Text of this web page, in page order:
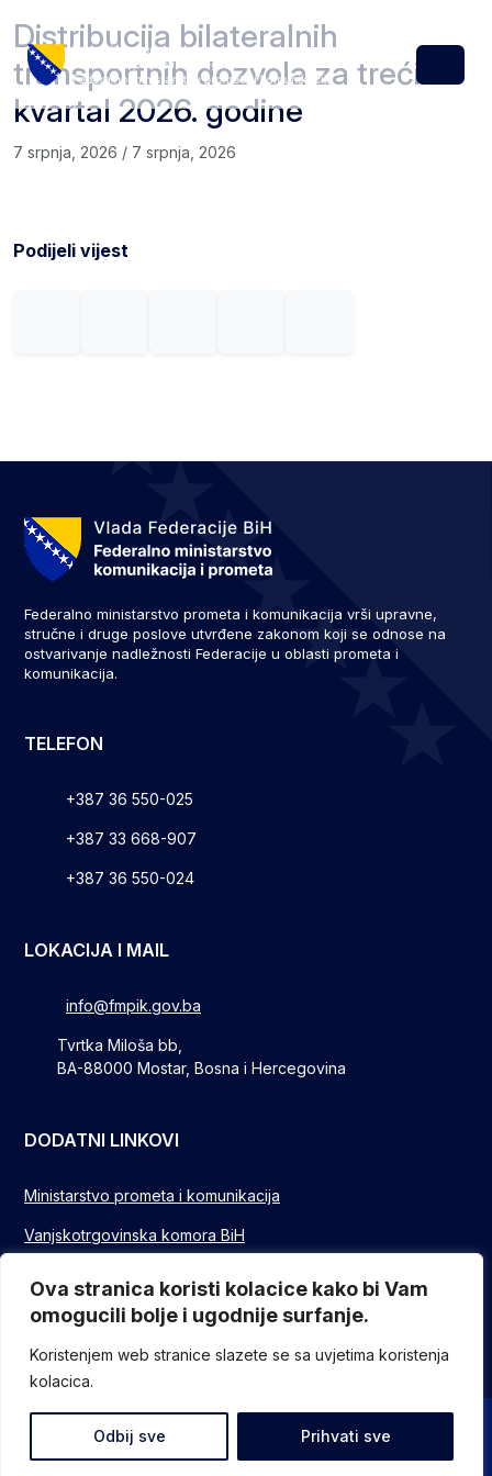
Ova stranica koristi kolacice kako bi Vam
omogucili bolje i ugodnije surfanje.
Koristenjem web stranice slazete se sa uvjetima koristenja
kolacica.
Odbij sve Prihvati sve
Menu
Distribucija bilateralnih
transportnih dozvola za treći
kvartal 2026. godine
7 srpnja, 2026 / 7 srpnja, 2026
Podijeli vijest
Federalno ministarstvo prometa i komunikacija vrši upravne,
stručne i druge poslove utvrđene zakonom koji se odnose na
ostvarivanje nadležnosti Federacije u oblasti prometa i
komunikacija.
TELEFON
+387 36 550-025
+387 33 668-907
+387 36 550-024
LOKACIJA I MAIL
info@fmpik.gov.ba
Tvrtka Miloša bb,
BA-88000 Mostar, Bosna i Hercegovina
DODATNI LINKOVI
Ministarstvo prometa i komunikacija
Vanjskotrgovinska komora BiH
FUZIP Sarajevo
© Sva prava pridržana - Federalno ministarstvo komunikacija i
prometa // Design and devlopment